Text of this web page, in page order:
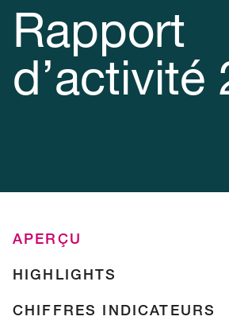
Rapport
d’activité
APERÇU
HIGHLIGHTS
CHIFFRES INDICATEURS